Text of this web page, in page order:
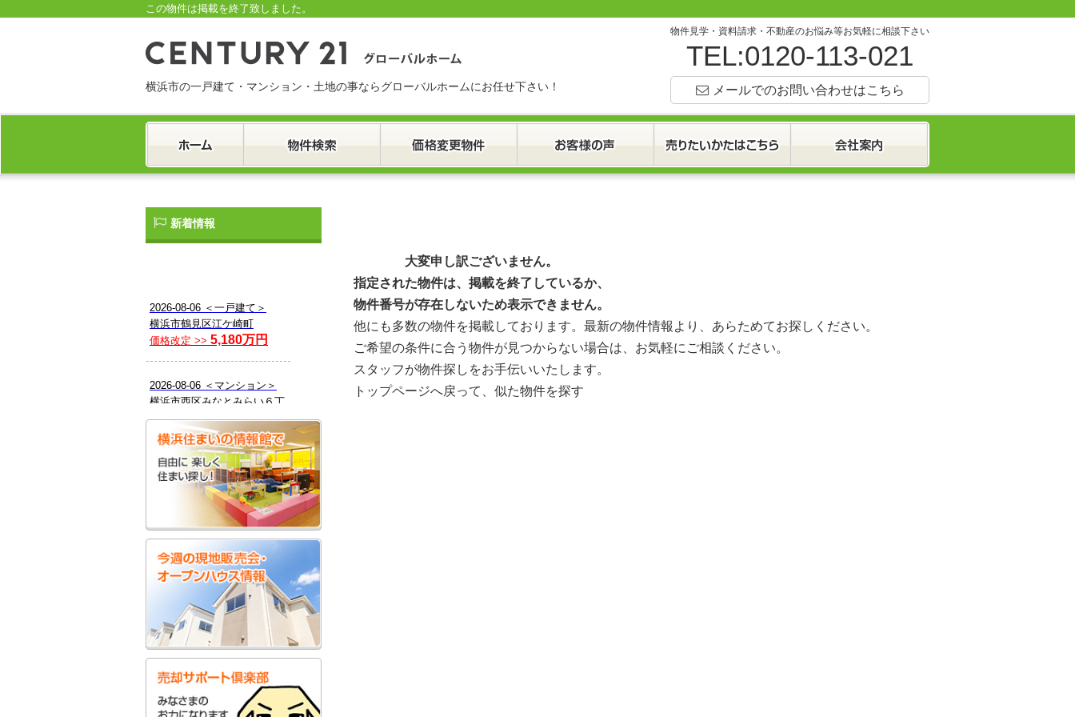
この物件は掲載を終了致しました。
横浜市の一戸建て・マンション・土地の事ならグローバルホームにお任せ下さい！
物件見学・資料請求・不動産のお悩み等お気軽に相談下さい
TEL:0120-113-021
メールでのお問い合わせはこちら
一戸建て
マンション
土地
大変申し訳ございません。
指定された物件は、掲載を終了しているか、
物件番号が存在しないため表示できません。
他にも多数の物件を掲載しております。最新の物件情報より、あらためてお探しください。
ご希望の条件に合う物件が見つからない場合は、お気軽にご相談ください。
スタッフが物件探しをお手伝いいたします。
トップページへ戻って、似た物件を探す
新着情報